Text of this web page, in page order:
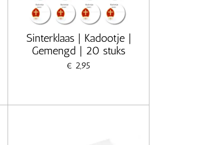
Sinterklaas | Kadootje |
Gemengd | 20 stuks
€ 2,95